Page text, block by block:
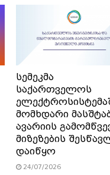
სემეკმა
საქართველოს
მომხდარი
ავარიის
მიზეზების
დაიწყო
24/07/2026